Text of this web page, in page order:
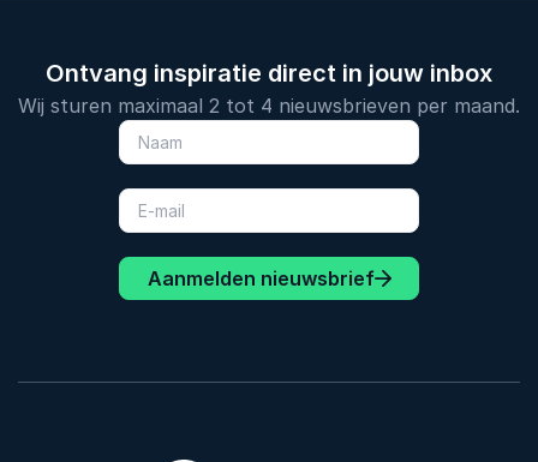
Ontvang inspiratie direct in jouw inbox
Wij sturen maximaal 2 tot 4 nieuwsbrieven per maand.
Aanmelden nieuwsbrief